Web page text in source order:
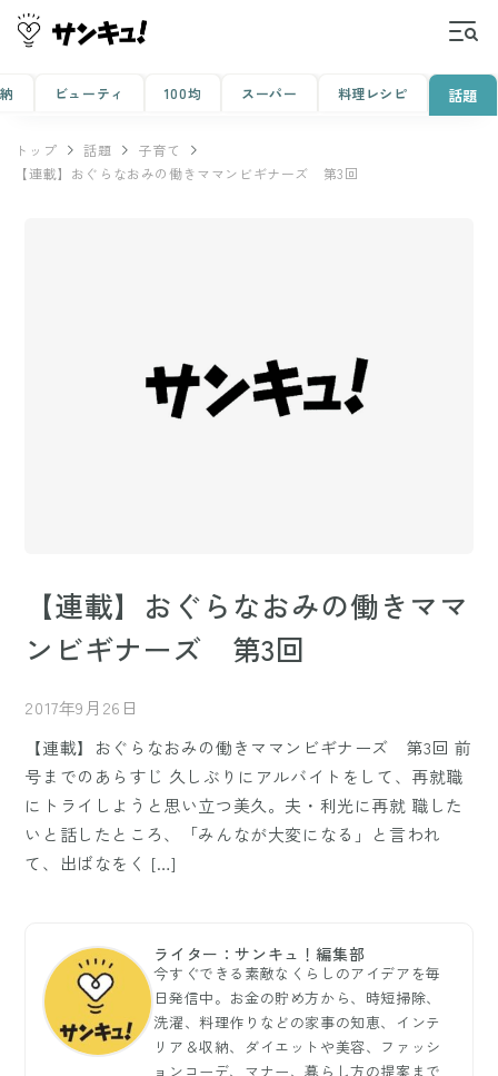
ビューティ 100均 スーパー 料理レシピ 話題
トップ 話題
子育て
【連載】おぐらなおみの働きママンビギナーズ 第3回
【連載】おぐらなおみの働きママ
ンビギナーズ 第3回
2017年9月26日
【連載】おぐらなおみの働きママンビギナーズ 第3回 前
号までのあらすじ 久しぶりにアルバイトをして、再就職
にトライしようと思い立つ美久。夫・利光に再就 職した
いと話したところ、「みんなが大変になる」と言われ
て、出ばなをく […]
ライター：サンキュ！編集部
今すぐできる素敵なくらしのアイデアを毎
日発信中。お金の貯め方から、時短掃除、
洗濯、料理作りなどの家事の知恵、インテ
リア＆収納、ダイエットや美容、ファッシ
ョンコーデ、マナー、暮らし方の提案まで